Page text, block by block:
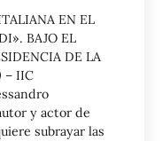
EN EL
BAJO EL
DE LA
– IIC
y actor de
subrayar las